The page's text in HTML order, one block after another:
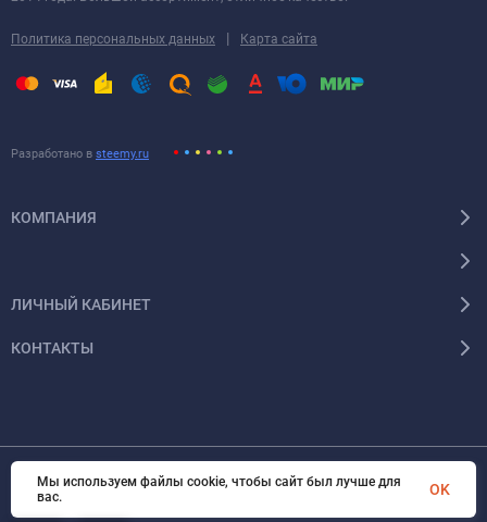
Политика персональных данных | Карта сайта
Разработано в steemy.ru
КОМПАНИЯ
ЛИЧНЫЙ КАБИНЕТ
КОНТАКТЫ
© 2026 Энергокомплект Крым. Все права защищены
Мы используем файлы cookie, чтобы сайт был лучше для
вас.
OK